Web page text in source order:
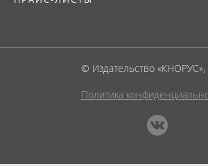
© Издательство «КНОРУС»,
Политика